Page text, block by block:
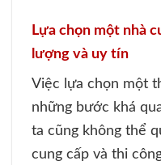
Lựa chọn một nhà
lượng và uy tín
Việc lựa chọn một
những bước khá
ta cũng không thể
cung cấp và thi